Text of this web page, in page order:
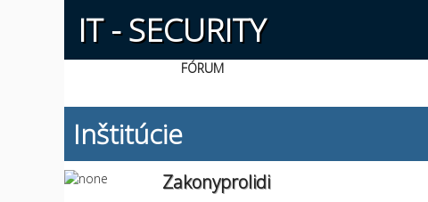
IT - SECURITY
FÓRUM
Inštitúcie
Zakonyprolidi